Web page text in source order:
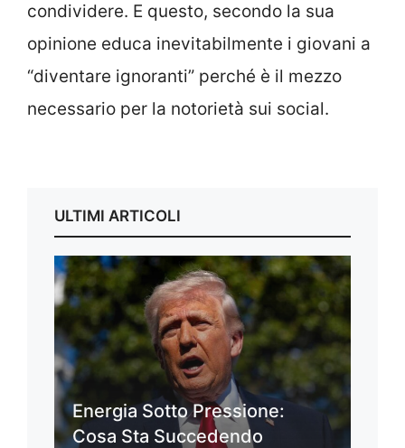
condividere. E questo, secondo la sua
opinione educa inevitabilmente i giovani a
“diventare ignoranti” perché è il mezzo
necessario per la notorietà sui social.
ULTIMI ARTICOLI
Energia Sotto Pressione:
Cosa Sta Succedendo